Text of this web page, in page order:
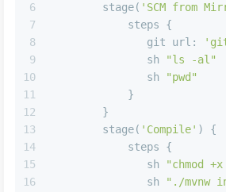
6
7
8
9
10
11
12
13
14
15
16
        stage(
'SCM from
            steps {
               git
url:
               sh
"ls -al"
               sh
"pwd"
            }
        }
        stage(
'Compile' ) {
            steps {
               sh
"chmod +x
               sh
"./mvnw